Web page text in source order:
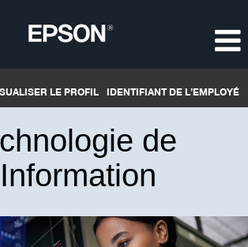
LE PROFIL IDENTIFIANT DE L’EMPLOYÉ
de